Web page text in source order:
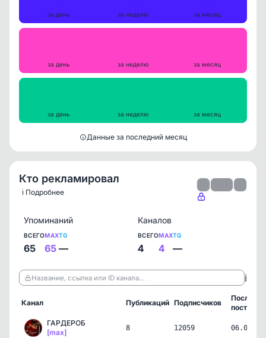
за день за неделю за месяц
за день за неделю за месяц
за день за неделю за месяц
Данные за последний месяц
Кто рекламировал
ℹ️ Подробнее
Упоминаний
ВСЕГО
65
MAX
65
TG
—
Каналов
ВСЕГО
4
MAX
4
TG
—
Название, ссылка или ID канала… ℹ️
Канал Публикаций Подписчиков
пост
ГАРДЕРОБ
[max]
8 12059 06.08.26